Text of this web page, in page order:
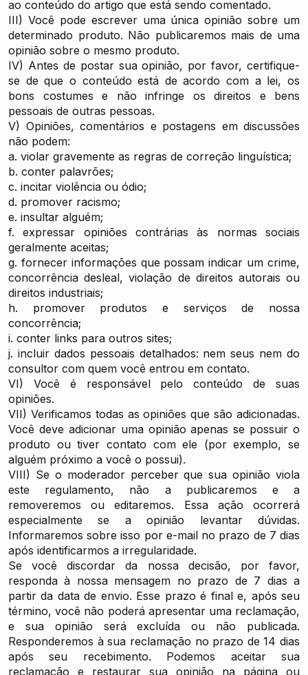
ao conteúdo do artigo que está sendo comentado.
III) Você pode escrever uma única opinião sobre um
determinado produto. Não publicaremos mais de uma
opinião sobre o mesmo produto.
IV) Antes de postar sua opinião, por favor, certifique-
se de que o conteúdo está de acordo com a lei, os
bons costumes e não infringe os direitos e bens
pessoais de outras pessoas.
V) Opiniões, comentários e postagens em discussões
não podem:
a. violar gravemente as regras de correção linguística;
b. conter palavrões;
c. incitar violência ou ódio;
d. promover racismo;
e. insultar alguém;
f. expressar opiniões contrárias às normas sociais
geralmente aceitas;
g. fornecer informações que possam indicar um crime,
concorrência desleal, violação de direitos autorais ou
direitos industriais;
h. promover produtos e serviços de nossa
concorrência;
i. conter links para outros sites;
j. incluir dados pessoais detalhados: nem seus nem do
consultor com quem você entrou em contato.
VI) Você é responsável pelo conteúdo de suas
opiniões.
VII) Verificamos todas as opiniões que são adicionadas.
Você deve adicionar uma opinião apenas se possuir o
produto ou tiver contato com ele (por exemplo, se
alguém próximo a você o possui).
VIII) Se o moderador perceber que sua opinião viola
este regulamento, não a publicaremos e a
removeremos ou editaremos. Essa ação ocorrerá
especialmente se a opinião levantar dúvidas.
Informaremos sobre isso por e-mail no prazo de 7 dias
após identificarmos a irregularidade.
Se você discordar da nossa decisão, por favor,
responda à nossa mensagem no prazo de 7 dias a
partir da data de envio. Esse prazo é final e, após seu
término, você não poderá apresentar uma reclamação,
e sua opinião será excluída ou não publicada.
Responderemos à sua reclamação no prazo de 14 dias
após seu recebimento. Podemos aceitar sua
reclamação e restaurar sua opinião na página ou